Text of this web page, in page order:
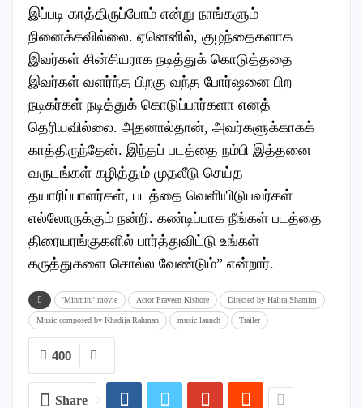
இப்படி காத்திருப்போம் என்று நாங்களும்
நினைக்கவில்லை. ஏனெனில், குழந்தைகளாக
இவர்கள் சின்சியராக நடித்துக் கொடுத்ததை
இவர்கள் வளர்ந்த பிறகு வந்த போர்ஷனை பிற
நடிகர்கள் நடித்துக் கொடுப்பார்களா எனத்
தெரியவில்லை. அதனால்தான், அவர்களுக்காகக்
காத்திருந்தேன். இந்தப் படத்தை நம்பி இத்தனை
வருடங்கள் கழித்தும் முதலீடு செய்த
தயாரிப்பாளர்கள், படத்தை வெளியிடுபவர்கள்
எல்லோருக்கும் நன்றி. கண்டிப்பாக நீங்கள் படத்தை
திரையரங்குகளில் பார்த்துவிட்டு உங்கள்
கருத்துகளை சொல்ல வேண்டும்” என்றார்.
'Minmini' movie Actor Praveen Kishore Directed by Halita Shamim
Music composed by Khadija Rahman music launch Trailer
400
Share